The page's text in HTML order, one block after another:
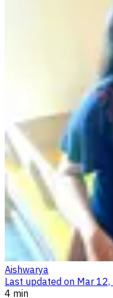
Aishwarya
Last updated on Mar
4 min